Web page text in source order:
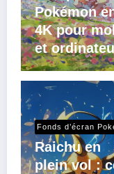
Pokémon
4K pour
et
Fonds d’écran
Raichu en
plein vol :